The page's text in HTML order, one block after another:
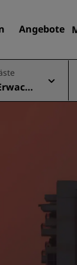
Angebote
Ihr Hotel
und
Radisson